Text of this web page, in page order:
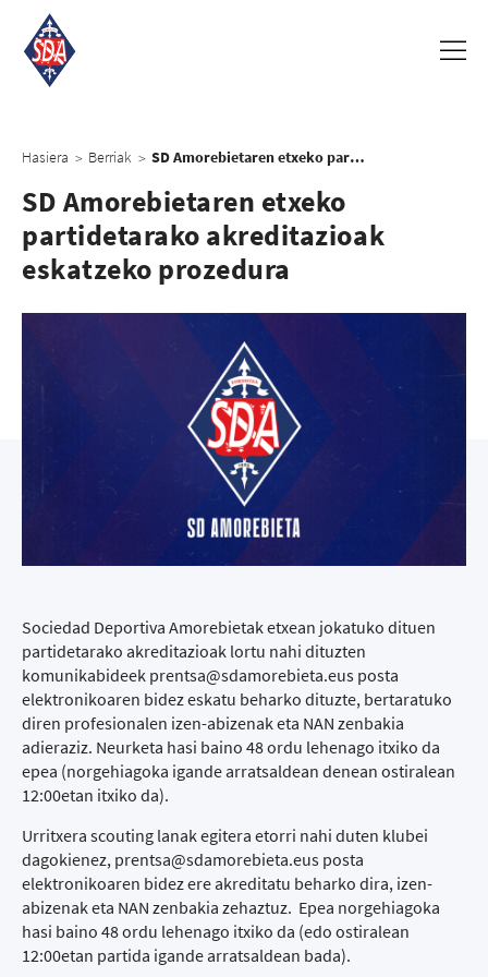
Hasiera > Berriak > SD Amorebietaren etxeko partidetarako akreditazioak eskatzeko prozedura
SD Amorebietaren etxeko
partidetarako akreditazioak
eskatzeko prozedura
Sociedad Deportiva Amorebietak etxean jokatuko dituen
partidetarako akreditazioak lortu nahi dituzten
komunikabideek prentsa@sdamorebieta.eus posta
elektronikoaren bidez eskatu beharko dituzte, bertaratuko
diren profesionalen izen-abizenak eta NAN zenbakia
adieraziz. Neurketa hasi baino 48 ordu lehenago itxiko da
epea (norgehiagoka igande arratsaldean denean ostiralean
12:00etan itxiko da).
Urritxera scouting lanak egitera etorri nahi duten klubei
dagokienez, prentsa@sdamorebieta.eus posta
elektronikoaren bidez ere akreditatu beharko dira, izen-
abizenak eta NAN zenbakia zehaztuz. Epea norgehiagoka
hasi baino 48 ordu lehenago itxiko da (edo ostiralean
12:00etan partida igande arratsaldean bada).